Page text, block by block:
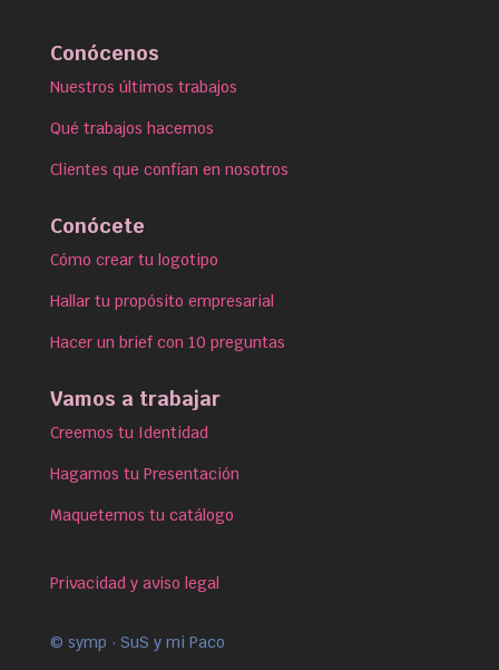
Conócenos
Nuestros últimos trabajos
Qué trabajos hacemos
Clientes que confían en nosotros
Conócete
Cómo crear tu logotipo
Hallar tu propósito empresarial
Hacer un brief con 10 preguntas
Vamos a trabajar
Creemos tu Identidad
Hagamos tu Presentación
Maquetemos tu catálogo
Privacidad y aviso legal
© symp · SuS y mi Paco